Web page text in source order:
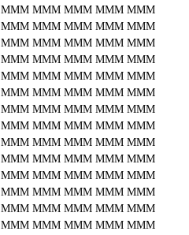
MMM MMM MMM MMM MMM
MMM MMM MMM MMM MMM
MMM MMM MMM MMM MMM
MMM MMM MMM MMM MMM
MMM MMM MMM MMM MMM
MMM MMM MMM MMM MMM
MMM MMM MMM MMM MMM
MMM MMM MMM MMM MMM
MMM MMM MMM MMM MMM
MMM MMM MMM MMM MMM
MMM MMM MMM MMM MMM
MMM MMM MMM MMM MMM
MMM MMM MMM MMM MMM
MMM MMM MMM MMM MMM